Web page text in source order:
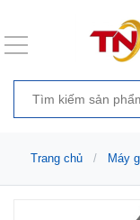
Trang chủ Máy